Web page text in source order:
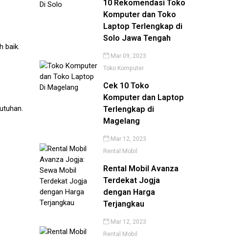
baik.
10 Rekomendasi Toko
Komputer dan Toko
Laptop Terlengkap di
Solo Jawa Tengah
Mar 09, 2023
Toko Komputer
Cek 10 Toko
Komputer dan Laptop
Terlengkap di
Magelang
Mar 12, 2023
Rental Mobil
Rental Mobil Avanza
Terdekat Jogja
dengan Harga
Terjangkau
Mar 12, 2023
Rental Mobil